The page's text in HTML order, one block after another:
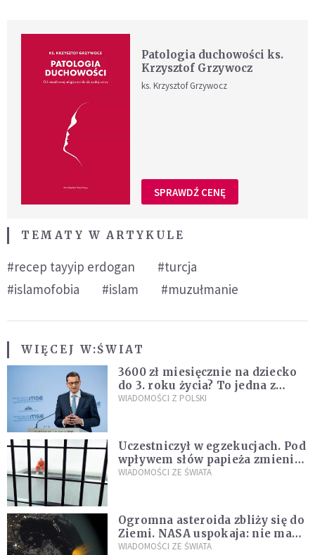
Patologia duchowości ks.
Krzysztof Grzywocz
ks. Krzysztof Grzywocz
SPRAWDŹ CENĘ
TEMATY W ARTYKULE
#recep tayyip erdogan
#turcja
#islamofobia
#islam #muzułmanie
WIĘCEJ W:ŚWIAT
3600 zł miesięcznie na dziecko
do 3. roku życia? To jedna z
propozycji programu "Rozwój
WIADOMOŚCI Z POLSKI
Uczestniczył w egzekucjach. Pod
wpływem słów papieża zmienił
zdanie
WIADOMOŚCI ZE ŚWIATA
Ogromna asteroida zbliży się do
Ziemi. NASA uspokaja: nie ma
zagrożenia
WIADOMOŚCI ZE ŚWIATA